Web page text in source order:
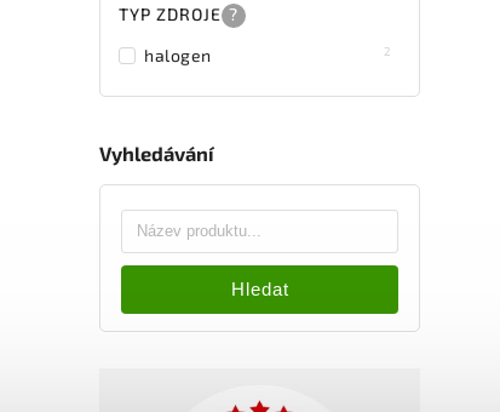
TYP ZDROJE ?
halogen
2
Vyhledávání
Hledat